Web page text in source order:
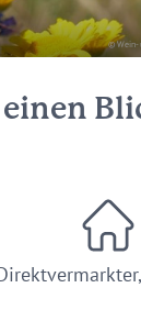
© Wein-